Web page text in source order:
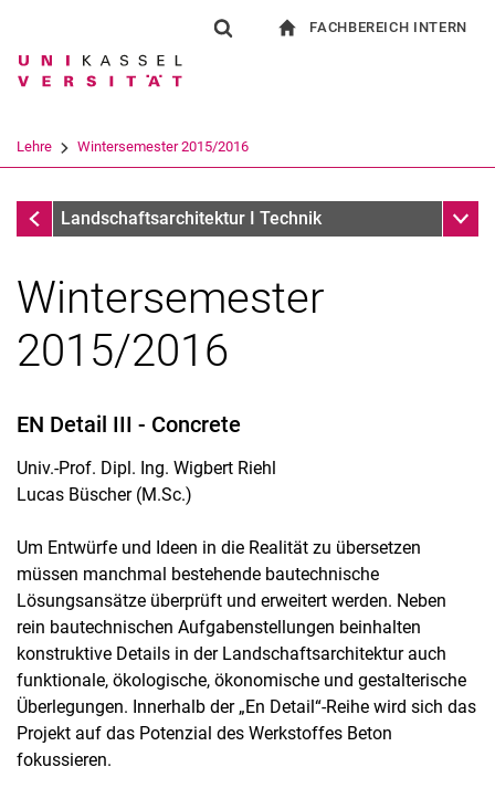
Springe direkt zu: Inhalt
Springe direkt zu: Suche
Springe direkt zu:
Suchbegriff
Suchen (öffnet externen Link in einem
FACHBEREICH INTERN
Lehre Wintersemester 2015/2016
ProjekteLandschaftsarchitektur I Technik
Seminare
Projekte
Bachelor / Master Betreuung
Wintersemester
2015/2016
EN Detail III - Concrete
Univ.-Prof. Dipl. Ing. Wigbert Riehl
Lucas Büscher (M.Sc.)
Um Entwürfe und Ideen in die Realität zu übersetzen
müssen manchmal bestehende bautechnische
Lösungsansätze überprüft und erweitert werden. Neben
rein bautechnischen Aufgabenstellungen beinhalten
konstruktive Details in der Landschaftsarchitektur auch
funktionale, ökologische, ökonomische und gestalterische
Überlegungen. Innerhalb der „En Detail“-Reihe wird sich das
Projekt auf das Potenzial des Werkstoffes Beton
fokussieren.